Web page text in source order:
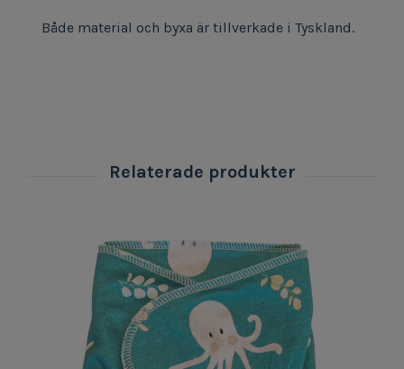
Både material och byxa är tillverkade i Tyskland.